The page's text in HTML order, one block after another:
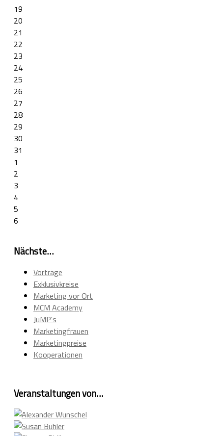
19
20
21
22
23
24
25
26
27
28
29
30
31
1
2
3
4
5
6
Nächste…
Vorträge
Exklusivkreise
Marketing vor Ort
MCM Academy
JuMP's
Marketingfrauen
Marketingpreise
Kooperationen
Veranstaltungen von…